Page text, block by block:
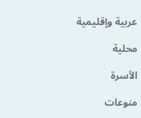
عربية وإقليمية
محلية
الأسرة
منوعات